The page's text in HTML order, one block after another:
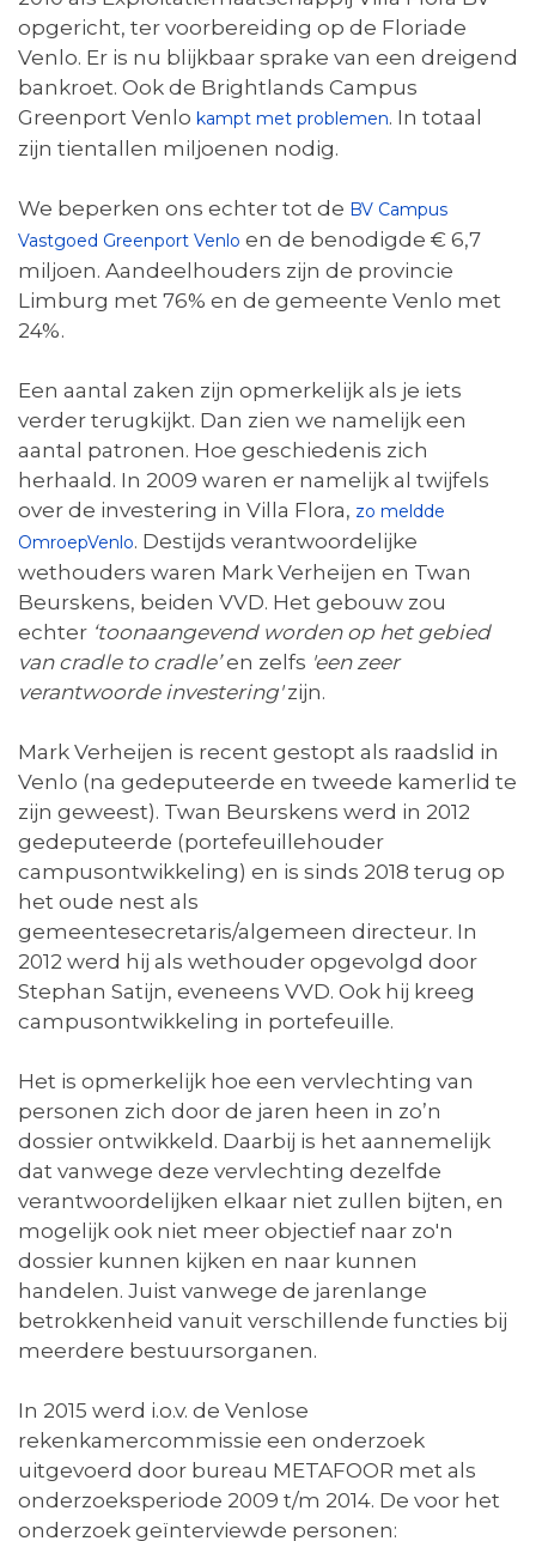
opgericht, ter voorbereiding op de Floriade
Venlo. Er is nu blijkbaar sprake van een dreigend
bankroet. Ook de Brightlands Campus
Greenport Venlo kampt met problemen. In totaal
zijn tientallen miljoenen nodig.
We beperken ons echter tot de BV Campus
Vastgoed Greenport Venlo en de benodigde € 6,7
miljoen. Aandeelhouders zijn de provincie
Limburg met 76% en de gemeente Venlo met
24%.
Een aantal zaken zijn opmerkelijk als je iets
verder terugkijkt. Dan zien we namelijk een
aantal patronen. Hoe geschiedenis zich
herhaald. In 2009 waren er namelijk al twijfels
over de investering in Villa Flora, zo meldde
OmroepVenlo. Destijds verantwoordelijke
wethouders waren Mark Verheijen en Twan
Beurskens, beiden VVD. Het gebouw zou
echter ‘toonaangevend worden op het gebied
van cradle to cradle’en zelfs 'een zeer
verantwoorde investering'zijn.
Mark Verheijen is recent gestopt als raadslid in
Venlo (na gedeputeerde en tweede kamerlid te
zijn geweest). Twan Beurskens werd in 2012
gedeputeerde (portefeuillehouder
campusontwikkeling) en is sinds 2018 terug op
het oude nest als
gemeentesecretaris/algemeen directeur. In
2012 werd hij als wethouder opgevolgd door
Stephan Satijn, eveneens VVD. Ook hij kreeg
campusontwikkeling in portefeuille.
Het is opmerkelijk hoe een vervlechting van
personen zich door de jaren heen in zo’n
dossier ontwikkeld. Daarbij is het aannemelijk
dat vanwege deze vervlechting dezelfde
verantwoordelijken elkaar niet zullen bijten, en
mogelijk ook niet meer objectief naar zo'n
dossier kunnen kijken en naar kunnen
handelen. Juist vanwege de jarenlange
betrokkenheid vanuit verschillende functies bij
meerdere bestuursorganen.
In 2015 werd i.o.v. de Venlose
rekenkamercommissie een onderzoek
uitgevoerd door bureau METAFOOR met als
onderzoeksperiode 2009 t/m 2014. De voor het
onderzoek geïnterviewde personen: